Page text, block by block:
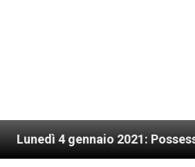
gennaio 2021: Possesso